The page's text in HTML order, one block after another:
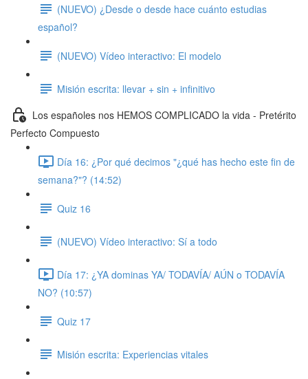
(NUEVO) ¿Desde o desde hace cuánto estudias
español?
(NUEVO) Vídeo interactivo: El modelo
Misión escrita: llevar + sin + infinitivo
Los españoles nos HEMOS COMPLICADO la vida - Pretérito
Perfecto Compuesto
Día 16: ¿Por qué decimos "¿qué has hecho este fin de
semana?"? (14:52)
Quiz 16
(NUEVO) Vídeo interactivo: Sí a todo
Día 17: ¿YA dominas YA/ TODAVÍA/ AÚN o TODAVÍA
NO? (10:57)
Quiz 17
Misión escrita: Experiencias vitales